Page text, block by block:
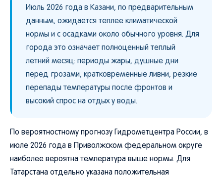
Июль 2026 года в Казани, по предварительным
данным, ожидается теплее климатической
нормы и с осадками около обычного уровня. Для
города это означает полноценный теплый
летний месяц: периоды жары, душные дни
перед грозами, кратковременные ливни, резкие
перепады температуры после фронтов и
высокий спрос на отдых у воды.
По вероятностному прогнозу Гидрометцентра России, в
июле 2026 года в Приволжском федеральном округе
наиболее вероятна температура выше нормы. Для
Татарстана отдельно указана положительная